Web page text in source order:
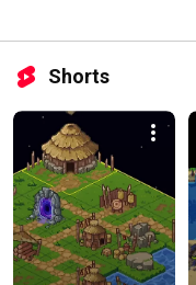
Shorts